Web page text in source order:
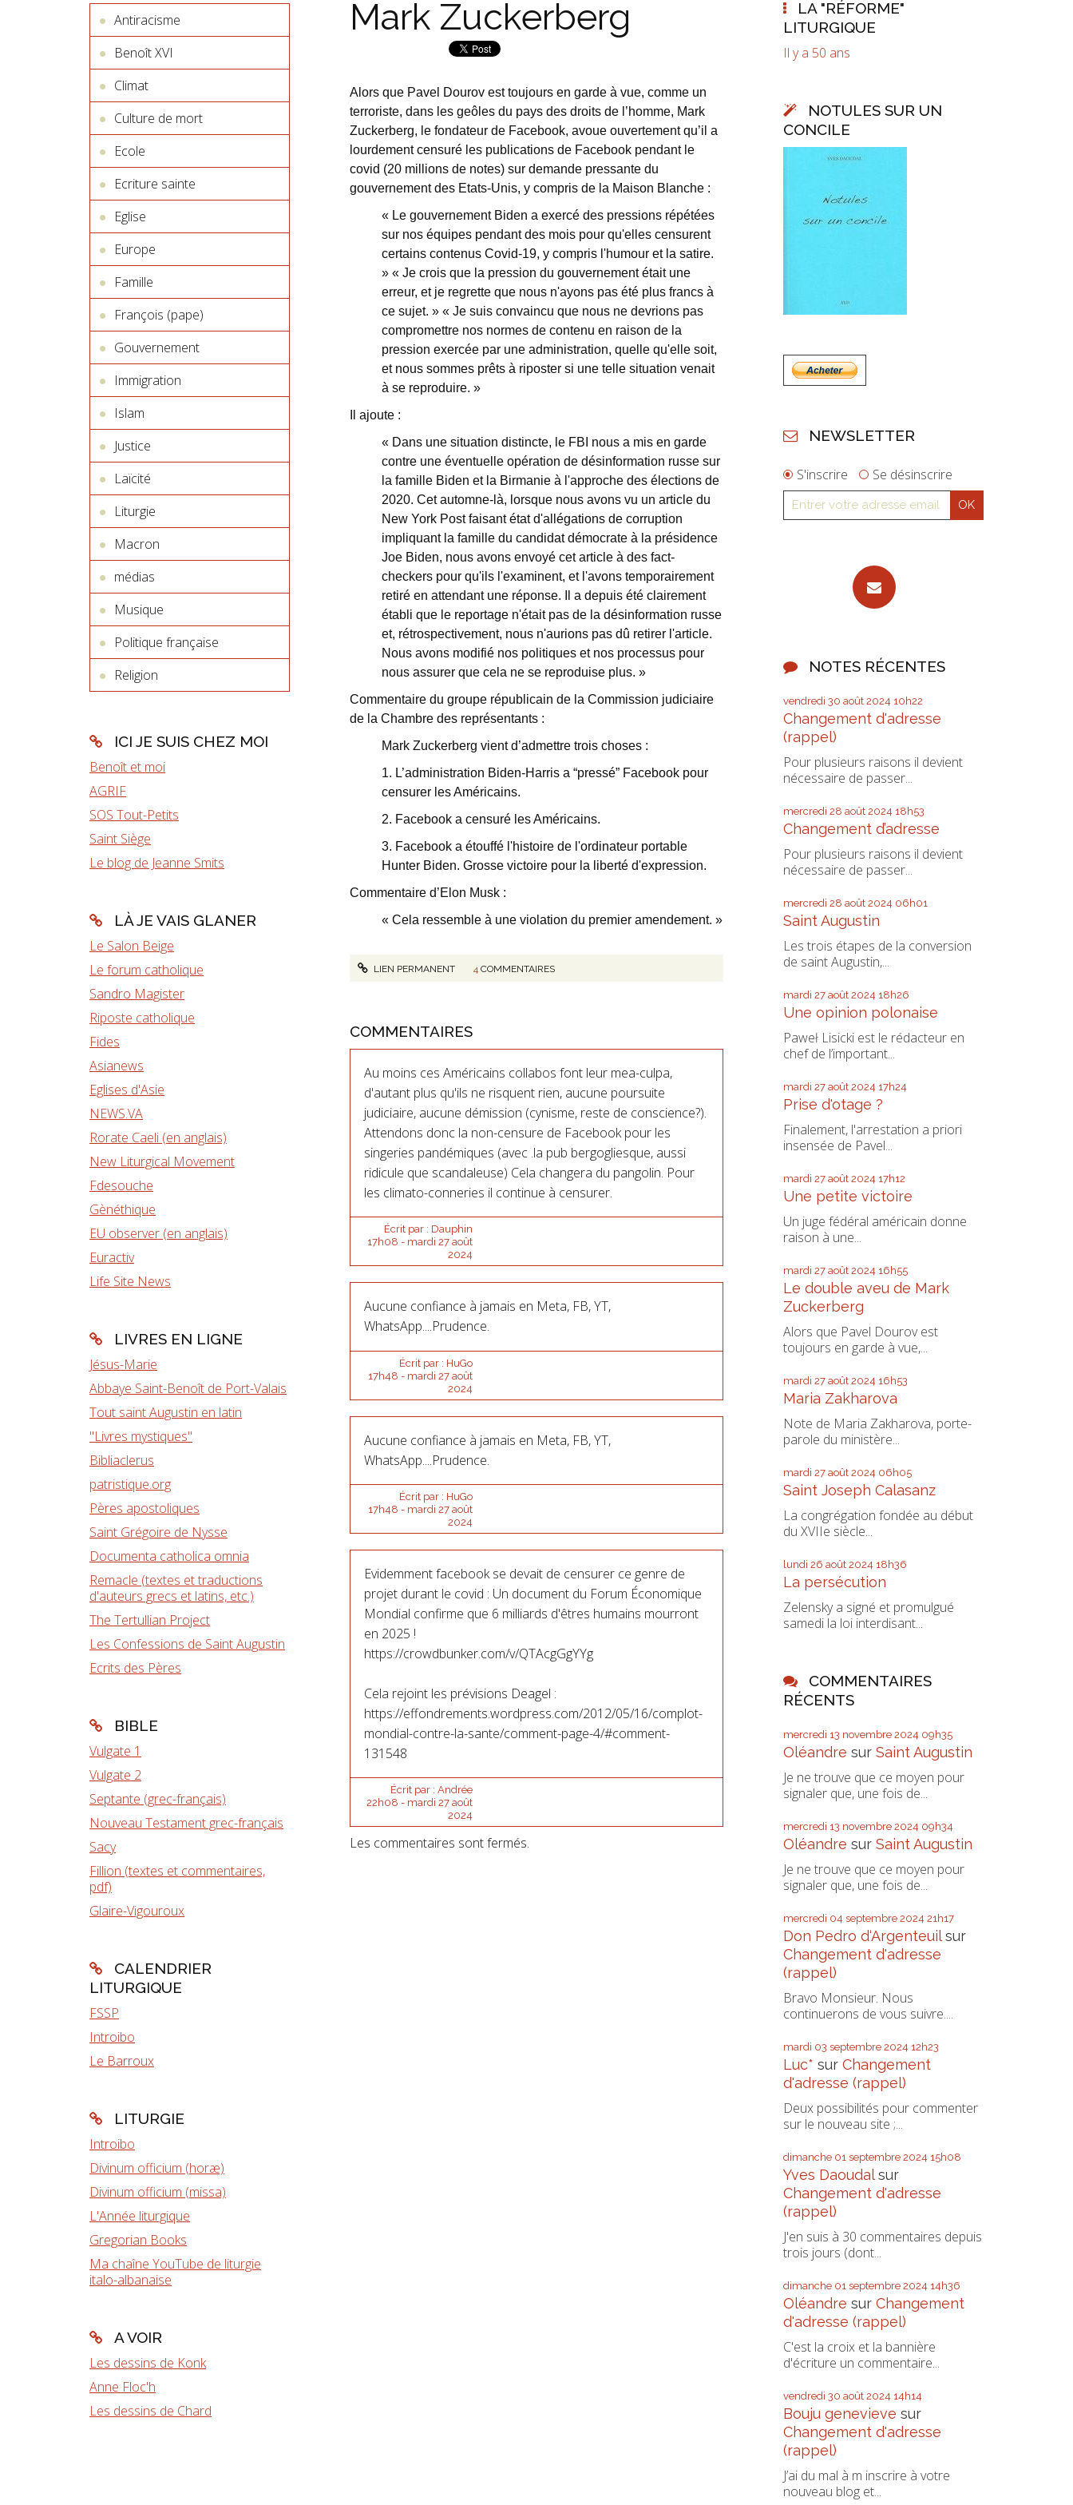
Antiracisme
Benoît XVI
Climat
Culture de mort
Ecole
Ecriture sainte
Eglise
Europe
Famille
François (pape)
Gouvernement
Immigration
Islam
Justice
Laïcité
Liturgie
Macron
médias
Musique
Politique française
Religion
ICI JE SUIS CHEZ MOI
Benoît et moi
AGRIF
SOS Tout-Petits
Saint Siège
Le blog de Jeanne Smits
LÀ JE VAIS GLANER
Le Salon Beige
Le forum catholique
Sandro Magister
Riposte catholique
Fides
Asianews
Eglises d'Asie
NEWS.VA
Rorate Caeli (en anglais)
New Liturgical Movement
Fdesouche
Gènéthique
EU observer (en anglais)
Euractiv
Life Site News
LIVRES EN LIGNE
Jésus-Marie
Abbaye Saint-Benoît de Port-Valais
Tout saint Augustin en latin
"Livres mystiques"
Bibliaclerus
patristique.org
Pères apostoliques
Saint Grégoire de Nysse
Documenta catholica omnia
Remacle (textes et traductions
d'auteurs grecs et latins, etc.)
The Tertullian Project
Les Confessions de Saint Augustin
Ecrits des Pères
BIBLE
Vulgate 1
Vulgate 2
Septante (grec-français)
Nouveau Testament grec-français
Sacy
Fillion (textes et commentaires,
pdf)
Glaire-Vigouroux
CALENDRIER
LITURGIQUE
FSSP
Introibo
Le Barroux
LITURGIE
Introibo
Divinum officium (horæ)
Divinum officium (missa)
L'Année liturgique
Gregorian Books
Ma chaîne YouTube de liturgie
italo-albanaise
A VOIR
Les dessins de Konk
Anne Floc'h
Les dessins de Chard
Mark Zuckerberg
Alors que Pavel Dourov est toujours en garde à vue, comme un
terroriste, dans les geôles du pays des droits de l’homme, Mark
Zuckerberg, le fondateur de Facebook, avoue ouvertement qu’il a
lourdement censuré les publications de Facebook pendant le
covid (20 millions de notes) sur demande pressante du
gouvernement des Etats-Unis, y compris de la Maison Blanche :
« Le gouvernement Biden a exercé des pressions répétées
sur nos équipes pendant des mois pour qu'elles censurent
certains contenus Covid-19, y compris l'humour et la satire.
» « Je crois que la pression du gouvernement était une
erreur, et je regrette que nous n'ayons pas été plus francs à
ce sujet. » « Je suis convaincu que nous ne devrions pas
compromettre nos normes de contenu en raison de la
pression exercée par une administration, quelle qu'elle soit,
et nous sommes prêts à riposter si une telle situation venait
à se reproduire. »
Il ajoute :
« Dans une situation distincte, le FBI nous a mis en garde
contre une éventuelle opération de désinformation russe sur
la famille Biden et la Birmanie à l'approche des élections de
2020. Cet automne-là, lorsque nous avons vu un article du
New York Post faisant état d'allégations de corruption
impliquant la famille du candidat démocrate à la présidence
Joe Biden, nous avons envoyé cet article à des fact-
checkers pour qu'ils l'examinent, et l'avons temporairement
retiré en attendant une réponse. Il a depuis été clairement
établi que le reportage n'était pas de la désinformation russe
et, rétrospectivement, nous n'aurions pas dû retirer l'article.
Nous avons modifié nos politiques et nos processus pour
nous assurer que cela ne se reproduise plus. »
Commentaire du groupe républicain de la Commission judiciaire
de la Chambre des représentants :
Mark Zuckerberg vient d’admettre trois choses :
1. L’administration Biden-Harris a “pressé” Facebook pour
censurer les Américains.
2. Facebook a censuré les Américains.
3. Facebook a étouffé l'histoire de l'ordinateur portable
Hunter Biden. Grosse victoire pour la liberté d'expression.
Commentaire d’Elon Musk :
« Cela ressemble à une violation du premier amendement. »
LIEN PERMANENT 4 COMMENTAIRES
COMMENTAIRES
Au moins ces Américains collabos font leur mea-culpa,
d'autant plus qu'ils ne risquent rien, aucune poursuite
judiciaire, aucune démission (cynisme, reste de conscience?).
Attendons donc la non-censure de Facebook pour les
singeries pandémiques (avec .la pub bergogliesque, aussi
ridicule que scandaleuse) Cela changera du pangolin. Pour
les climato-conneries il continue à censurer.
Écrit par : Dauphin
17h08 - mardi 27 août
2024
Aucune confiance à jamais en Meta, FB, YT,
WhatsApp....Prudence.
Écrit par : HuGo
17h48 - mardi 27 août
2024
Aucune confiance à jamais en Meta, FB, YT,
WhatsApp....Prudence.
Écrit par : HuGo
17h48 - mardi 27 août
2024
Evidemment facebook se devait de censurer ce genre de
projet durant le covid : Un document du Forum Économique
Mondial confirme que 6 milliards d'êtres humains mourront
en 2025 !
https://crowdbunker.com/v/QTAcgGgYYg
Cela rejoint les prévisions Deagel :
https://effondrements.wordpress.com/2012/05/16/complot-
mondial-contre-la-sante/comment-page-4/#comment-
131548
Écrit par : Andrée
22h08 - mardi 27 août
2024
Les commentaires sont fermés.
LA "RÉFORME"
LITURGIQUE
Il y a 50 ans
NOTULES SUR UN
CONCILE
NEWSLETTER
S'inscrire Se désinscrire
NOTES RÉCENTES
vendredi 30 août 2024 10h22
Changement d'adresse
(rappel)
Pour plusieurs raisons il devient
nécessaire de passer...
mercredi 28 août 2024 18h53
Changement d’adresse
Pour plusieurs raisons il devient
nécessaire de passer...
mercredi 28 août 2024 06h01
Saint Augustin
Les trois étapes de la conversion
de saint Augustin,...
mardi 27 août 2024 18h26
Une opinion polonaise
Paweł Lisicki est le rédacteur en
chef de l’important...
mardi 27 août 2024 17h24
Prise d'otage ?
Finalement, l'arrestation a priori
insensée de Pavel...
mardi 27 août 2024 17h12
Une petite victoire
Un juge fédéral américain donne
raison à une...
mardi 27 août 2024 16h55
Le double aveu de Mark
Zuckerberg
Alors que Pavel Dourov est
toujours en garde à vue,...
mardi 27 août 2024 16h53
Maria Zakharova
Note de Maria Zakharova, porte-
parole du ministère...
mardi 27 août 2024 06h05
Saint Joseph Calasanz
La congrégation fondée au début
du XVIIe siècle...
lundi 26 août 2024 18h36
La persécution
Zelensky a signé et promulgué
samedi la loi interdisant...
COMMENTAIRES
RÉCENTS
mercredi 13 novembre 2024 09h35
Oléandre sur Saint Augustin
Je ne trouve que ce moyen pour
signaler que, une fois de...
mercredi 13 novembre 2024 09h34
Oléandre sur Saint Augustin
Je ne trouve que ce moyen pour
signaler que, une fois de...
mercredi 04 septembre 2024 21h17
Don Pedro d‘Argenteuilsur
Changement d'adresse
(rappel)
Bravo Monsieur. Nous
continuerons de vous suivre....
mardi 03 septembre 2024 12h23
Luc* sur Changement
d'adresse (rappel)
Deux possibilités pour commenter
sur le nouveau site ;...
dimanche 01 septembre 2024 15h08
Yves Daoudalsur
Changement d'adresse
(rappel)
J'en suis à 30 commentaires depuis
trois jours (dont...
dimanche 01 septembre 2024 14h36
Oléandre sur Changement
d'adresse (rappel)
C'est la croix et la bannière
d'écriture un commentaire...
vendredi 30 août 2024 14h14
Bouju genevieve sur
Changement d'adresse
(rappel)
J’ai du mal à m inscrire à votre
nouveau blog et...